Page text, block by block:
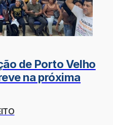
de Porto Velho
na próxima